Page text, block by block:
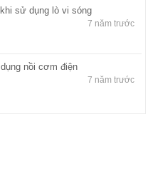
sử dụng lò vi sóng
7 năm trước
nồi cơm điện
7 năm trước